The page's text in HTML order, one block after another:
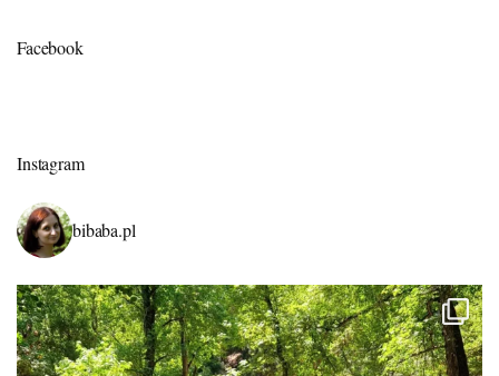
Facebook
Instagram
bibaba.pl